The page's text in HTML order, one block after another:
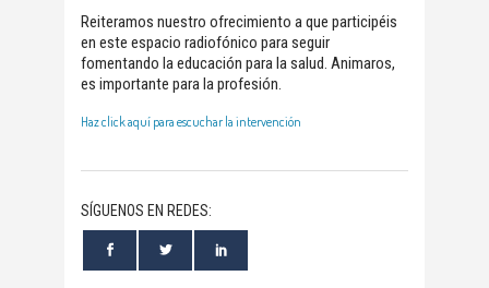
Reiteramos nuestro ofrecimiento a que participéis
en este espacio radiofónico para seguir
fomentando la educación para la salud. Animaros,
es importante para la profesión.
Haz click aquí para escuchar la intervención
SÍGUENOS EN REDES: